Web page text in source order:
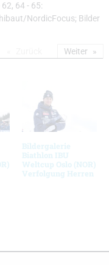
64 - 65:
NordicFocus; Bilder
Bildergalerie
Biathlon IBU
Weltcup Oslo (NOR)
Verfolgung Herren
Weiter